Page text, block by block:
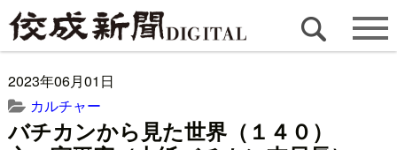
2023年06月01日
カルチャー
バチカンから見た世界（１４０）